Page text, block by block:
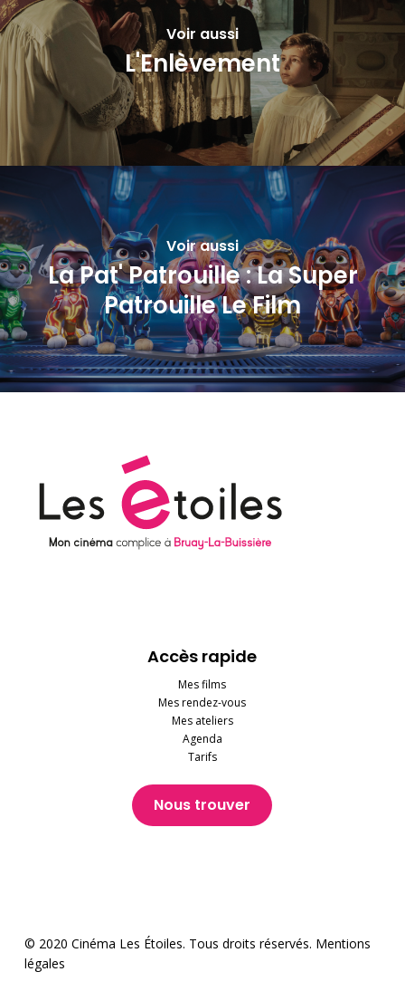
Voir aussi
L'Enlèvement
Voir aussi
La Pat' Patrouille : La Super
Patrouille Le Film
Accès rapide
Mes films
Mes rendez-vous
Mes ateliers
Agenda
Tarifs
Nous trouver
© 2020 Cinéma Les Étoiles. Tous droits réservés. Mentions
légales